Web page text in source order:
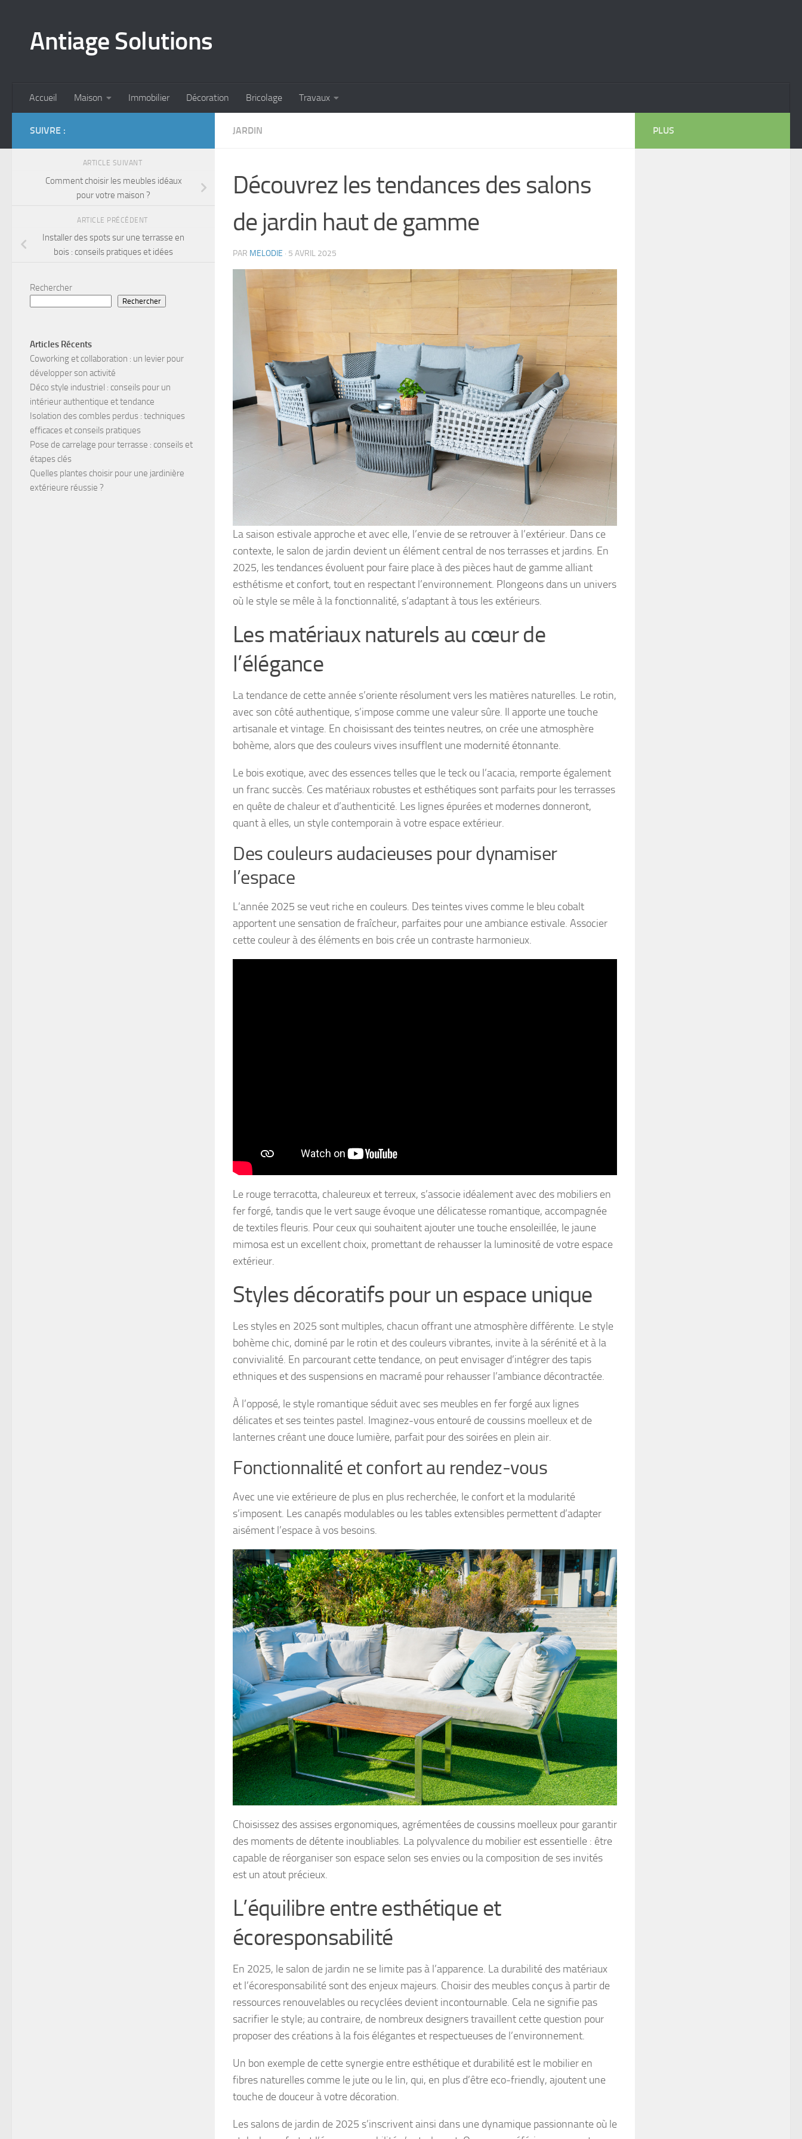
Antiage Solutions
Accueil Maison Immobilier Décoration Bricolage Travaux
JARDIN
Découvrez les tendances des salons
de jardin haut de gamme
PAR MELODIE · 5 AVRIL 2025
La saison estivale approche et avec elle, l’envie de se retrouver à l’extérieur. Dans ce
contexte, le salon de jardin devient un élément central de nos terrasses et jardins. En
2025, les tendances évoluent pour faire place à des pièces haut de gamme alliant
esthétisme et confort, tout en respectant l’environnement. Plongeons dans un univers
où le style se mêle à la fonctionnalité, s’adaptant à tous les extérieurs.
Les matériaux naturels au cœur de
l’élégance
La tendance de cette année s’oriente résolument vers les matières naturelles. Le rotin,
avec son côté authentique, s’impose comme une valeur sûre. Il apporte une touche
artisanale et vintage. En choisissant des teintes neutres, on crée une atmosphère
bohème, alors que des couleurs vives insufflent une modernité étonnante.
Le bois exotique, avec des essences telles que le teck ou l’acacia, remporte également
un franc succès. Ces matériaux robustes et esthétiques sont parfaits pour les terrasses
en quête de chaleur et d’authenticité. Les lignes épurées et modernes donneront,
quant à elles, un style contemporain à votre espace extérieur.
Des couleurs audacieuses pour dynamiser
l’espace
L’année 2025 se veut riche en couleurs. Des teintes vives comme le bleu cobalt
apportent une sensation de fraîcheur, parfaites pour une ambiance estivale. Associer
cette couleur à des éléments en bois crée un contraste harmonieux.
Le rouge terracotta, chaleureux et terreux, s’associe idéalement avec des mobiliers en
fer forgé, tandis que le vert sauge évoque une délicatesse romantique, accompagnée
de textiles fleuris. Pour ceux qui souhaitent ajouter une touche ensoleillée, le jaune
mimosa est un excellent choix, promettant de rehausser la luminosité de votre espace
extérieur.
Styles décoratifs pour un espace unique
Les styles en 2025 sont multiples, chacun offrant une atmosphère différente. Le style
bohème chic, dominé par le rotin et des couleurs vibrantes, invite à la sérénité et à la
convivialité. En parcourant cette tendance, on peut envisager d’intégrer des tapis
ethniques et des suspensions en macramé pour rehausser l’ambiance décontractée.
À l’opposé, le style romantique séduit avec ses meubles en fer forgé aux lignes
délicates et ses teintes pastel. Imaginez-vous entouré de coussins moelleux et de
lanternes créant une douce lumière, parfait pour des soirées en plein air.
Fonctionnalité et confort au rendez-vous
Avec une vie extérieure de plus en plus recherchée, le confort et la modularité
s’imposent. Les canapés modulables ou les tables extensibles permettent d’adapter
aisément l’espace à vos besoins.
Choisissez des assises ergonomiques, agrémentées de coussins moelleux pour garantir
des moments de détente inoubliables. La polyvalence du mobilier est essentielle : être
capable de réorganiser son espace selon ses envies ou la composition de ses invités
est un atout précieux.
L’équilibre entre esthétique et
écoresponsabilité
En 2025, le salon de jardin ne se limite pas à l’apparence. La durabilité des matériaux
et l’écoresponsabilité sont des enjeux majeurs. Choisir des meubles conçus à partir de
ressources renouvelables ou recyclées devient incontournable. Cela ne signifie pas
sacrifier le style; au contraire, de nombreux designers travaillent cette question pour
proposer des créations à la fois élégantes et respectueuses de l’environnement.
Un bon exemple de cette synergie entre esthétique et durabilité est le mobilier en
fibres naturelles comme le jute ou le lin, qui, en plus d’être eco-friendly, ajoutent une
touche de douceur à votre décoration.
Les salons de jardin de 2025 s’inscrivent ainsi dans une dynamique passionnante où le
SUIVRE :
ARTICLE SUIVANT
Comment choisir les meubles idéaux
pour votre maison ?
ARTICLE PRÉCÉDENT
Installer des spots sur une terrasse en
bois : conseils pratiques et idées
Rechercher
Rechercher
Articles Récents
Coworking et collaboration : un levier pour
développer son activité
Déco style industriel : conseils pour un
intérieur authentique et tendance
Isolation des combles perdus : techniques
efficaces et conseils pratiques
Pose de carrelage pour terrasse : conseils et
étapes clés
Quelles plantes choisir pour une jardinière
extérieure réussie ?
PLUS